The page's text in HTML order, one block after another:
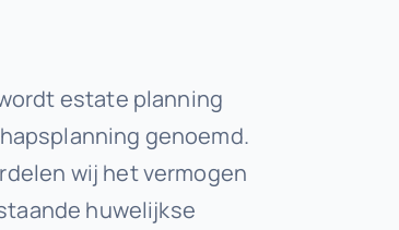
estate planning
genoemd.
wij het vermogen
huwelijkse